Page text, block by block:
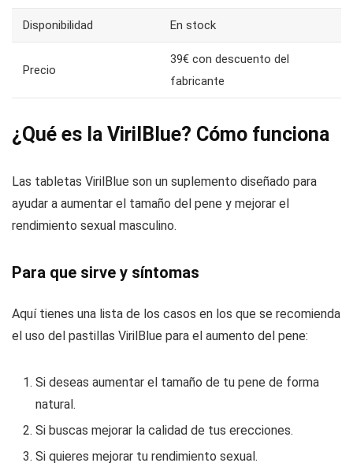
Disponibilidad En stock
Precio
39€ con descuento del
fabricante
¿Qué es la VirilBlue? Cómo funciona
Las tabletas VirilBlue son un suplemento diseñado para
ayudar a aumentar el tamaño del pene y mejorar el
rendimiento sexual masculino.
Para que sirve y síntomas
Aquí tienes una lista de los casos en los que se recomienda
el uso del pastillas VirilBlue para el aumento del pene:
Si deseas aumentar el tamaño de tu pene de forma
natural.
Si buscas mejorar la calidad de tus erecciones.
Si quieres mejorar tu rendimiento sexual.